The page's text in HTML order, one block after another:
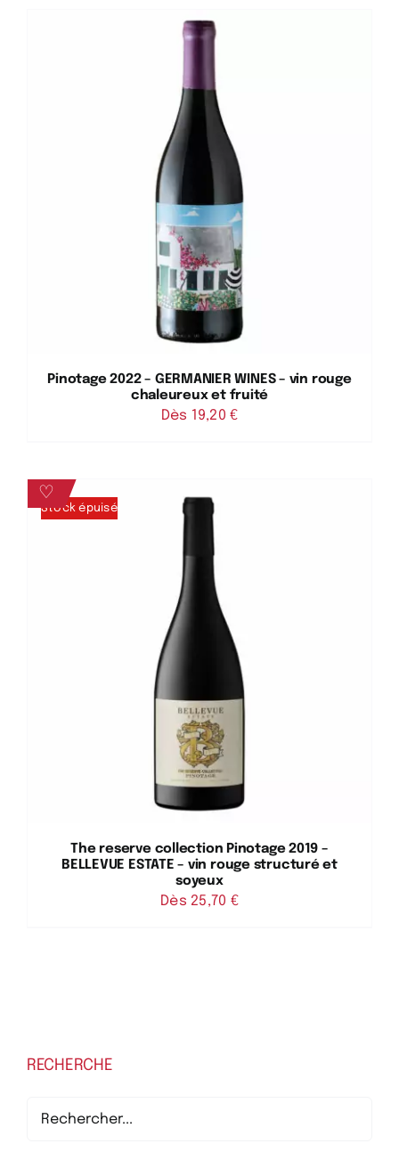
Pinotage 2022 – GERMANIER WINES – vin rouge
chaleureux et fruité
Dès 19,20€
Stock épuisé
♡
The reserve collection Pinotage 2019 –
BELLEVUE ESTATE – vin rouge structuré et
soyeux
Dès 25,70 €
RECHERCHE